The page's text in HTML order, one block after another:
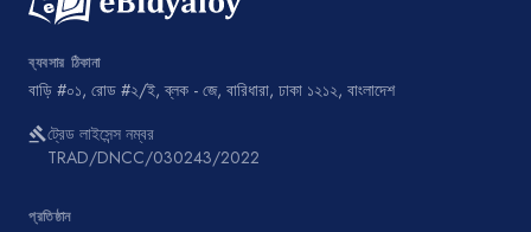
ব্যবসার ঠিকানা
বাড়ি #০১, রোড #২/ই, ব্লক - জে, বারিধারা, ঢাকা ১২১২, বাংলাদেশ
gavelট্রেড লাইসেন্স নম্বর
TRAD/DNCC/030243/2022
প্রতিষ্ঠান